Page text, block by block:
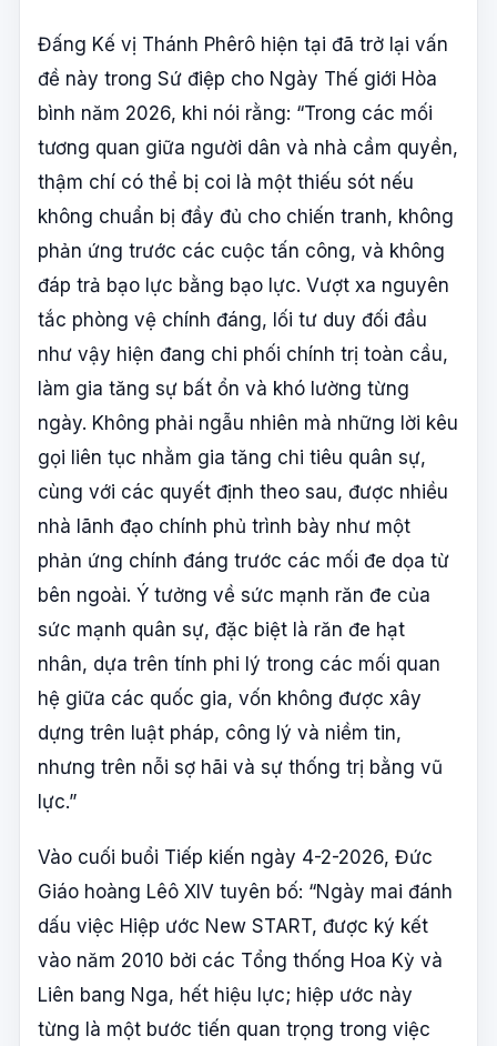
Đấng Kế vị Thánh Phêrô hiện tại đã trở lại vấn
đề này trong Sứ điệp cho Ngày Thế giới Hòa
bình năm 2026, khi nói rằng: “Trong các mối
tương quan giữa người dân và nhà cầm quyền,
thậm chí có thể bị coi là một thiếu sót nếu
không chuẩn bị đầy đủ cho chiến tranh, không
phản ứng trước các cuộc tấn công, và không
đáp trả bạo lực bằng bạo lực. Vượt xa nguyên
tắc phòng vệ chính đáng, lối tư duy đối đầu
như vậy hiện đang chi phối chính trị toàn cầu,
làm gia tăng sự bất ổn và khó lường từng
ngày. Không phải ngẫu nhiên mà những lời kêu
gọi liên tục nhằm gia tăng chi tiêu quân sự,
cùng với các quyết định theo sau, được nhiều
nhà lãnh đạo chính phủ trình bày như một
phản ứng chính đáng trước các mối đe dọa từ
bên ngoài. Ý tưởng về sức mạnh răn đe của
sức mạnh quân sự, đặc biệt là răn đe hạt
nhân, dựa trên tính phi lý trong các mối quan
hệ giữa các quốc gia, vốn không được xây
dựng trên luật pháp, công lý và niềm tin,
nhưng trên nỗi sợ hãi và sự thống trị bằng vũ
lực.”
Vào cuối buổi Tiếp kiến ngày 4-2-2026, Đức
Giáo hoàng Lêô XIV tuyên bố: “Ngày mai đánh
dấu việc Hiệp ước New START, được ký kết
vào năm 2010 bởi các Tổng thống Hoa Kỳ và
Liên bang Nga, hết hiệu lực; hiệp ước này
từng là một bước tiến quan trọng trong việc